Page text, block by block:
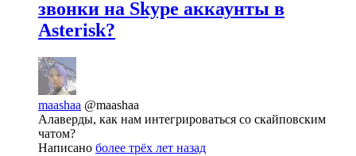
звонки на Skype аккаунты в
Asterisk?
maashaa @maashaa
Алаверды, как нам интегрироваться со скайповским
чатом?
Написано более трёх лет назад